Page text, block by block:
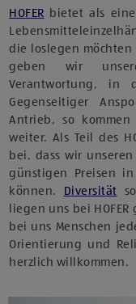
HOFER bietet als
die loslegen
geben wir
Verantwortung, in
Gegenseitiger
Antrieb, so
weiter. Als Teil des
bei, dass wir
günstigen Preisen
können. Diversität
liegen uns bei
bei uns Menschen
Orientierung und
herzlich willkommen.